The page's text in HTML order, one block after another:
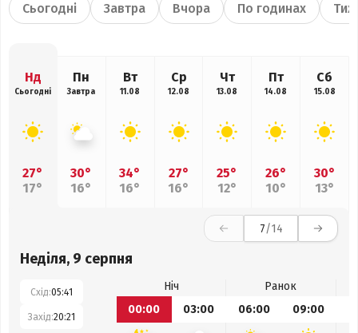
Сьогодні Завтра Вчора По годинах
Нд
Сьогодні
27°
17°
Пн
Завтра
30°
16°
Вт
11.08
34°
16°
Ср
12.08
27°
16°
Чт
13.08
25°
12°
Пт
14.08
26°
10°
Сб
15.08
30°
13°
7/14
Неділя, 9 серпня
Схід:05:41
Захід:20:21
Ніч
Ранок
00:00
03:00 06:00 09:00